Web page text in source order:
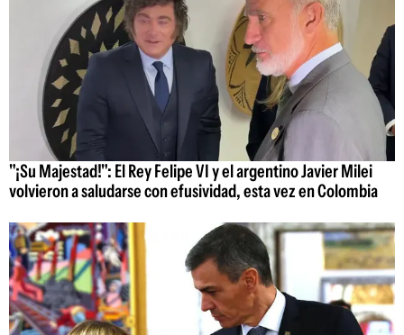
"¡Su Majestad!": El Rey Felipe VI y el argentino Javier Milei
volvieron a saludarse con efusividad, esta vez en Colombia